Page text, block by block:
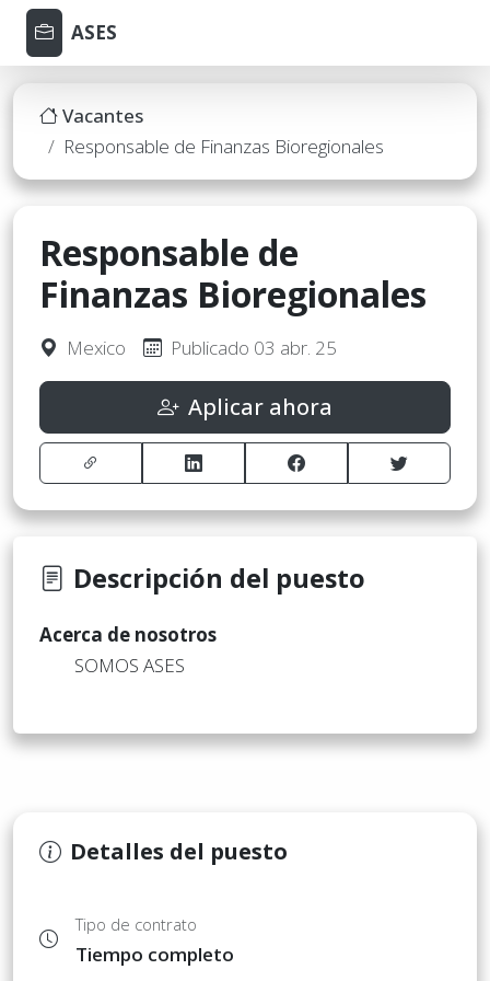
ASES
Vacantes
Responsable de Finanzas Bioregionales
Responsable de
Finanzas Bioregionales
Mexico Publicado 03 abr. 25
Aplicar ahora
Descripción del puesto
Acerca de nosotros
SOMOS ASES
Detalles del puesto
Tipo de contrato
Tiempo completo